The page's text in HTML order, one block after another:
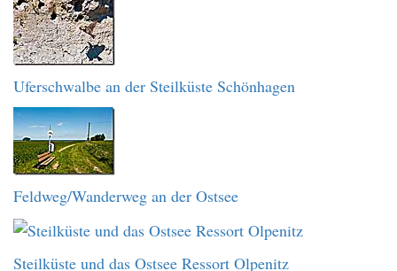
Uferschwalbe an der Steilküste Schönhagen
Feldweg/Wanderweg an der Ostsee
Steilküste und das Ostsee Ressort Olpenitz